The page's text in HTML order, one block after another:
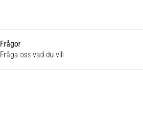
Frågor
Fråga oss vad du vill